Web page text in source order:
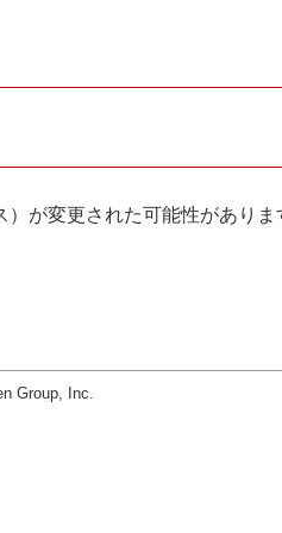
が変更された可能性がありま
Group, Inc.